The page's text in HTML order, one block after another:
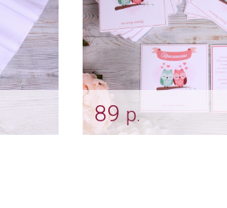
89 р.